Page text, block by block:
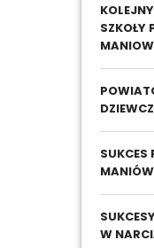
SZKOŁY
SUKCES
W